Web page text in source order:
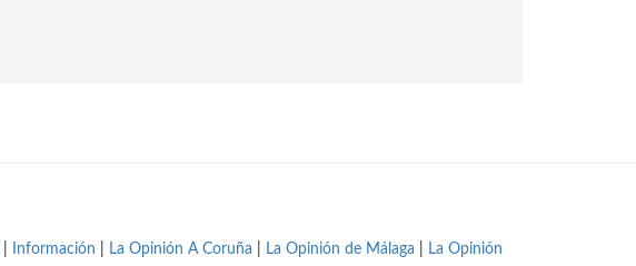
Información La Opinión A Coruña La Opinión de Málaga La Opinión